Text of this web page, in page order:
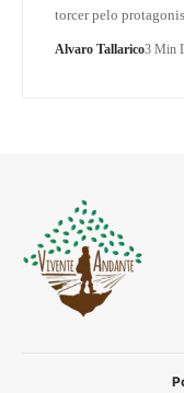
torcer pelo
Alvaro Tallarico3 Min